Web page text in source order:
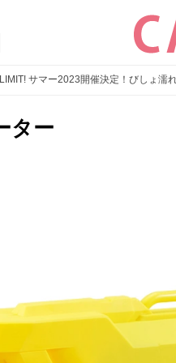
サマー2023開催決定！びしょ濡
ター